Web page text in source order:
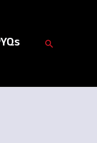
Search